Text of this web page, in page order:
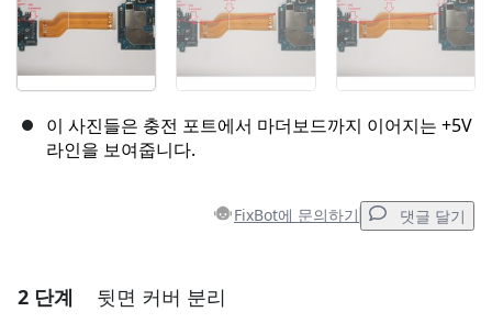
이 사진들은 충전 포트에서 마더보드까지 이어지는 +5V
라인을 보여줍니다.
FixBot에 문의하기 댓글 달기
댓글 달기
2 단계 뒷면 커버 분리